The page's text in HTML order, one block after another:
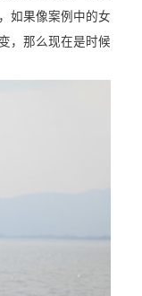
如果像案例中的女
，那么现在是时候